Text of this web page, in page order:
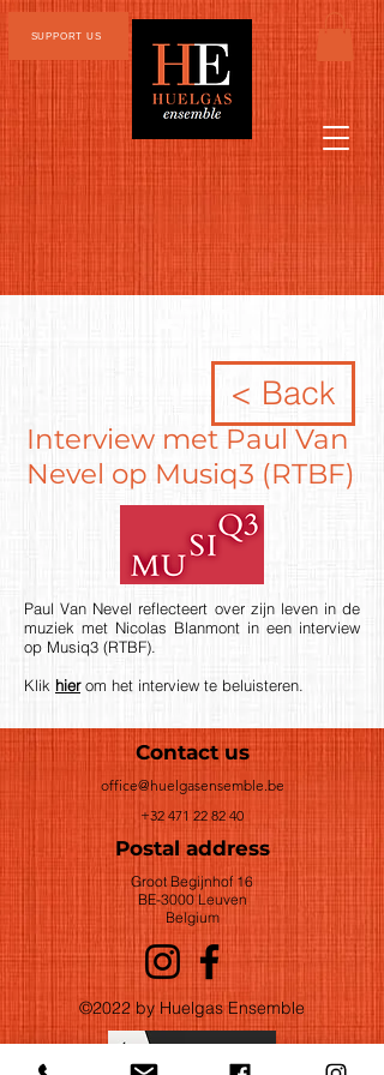
SUPPORT US
< Back
Interview met Paul Van
Nevel op Musiq3 (RTBF)
Paul Van Nevel reflecteert over zijn leven in de
muziek met Nicolas Blanmont in een interview
op Musiq3 (RTBF).
Klik hierom het interview te beluisteren.
Contact us
office@huelgasensemble.be
+32 471 22 82 40
Postal address
Groot Begijnhof 16
BE-3000 Leuven
Belgium
©2022 by Huelgas Ensemble